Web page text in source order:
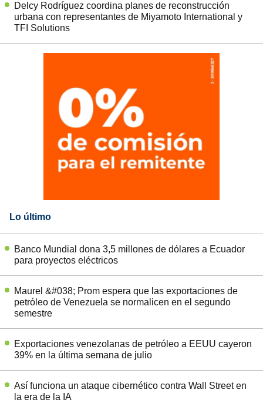
Delcy Rodríguez coordina planes de reconstrucción
urbana con representantes de Miyamoto International y
TFI Solutions
Lo último
Banco Mundial dona 3,5 millones de dólares a Ecuador
para proyectos eléctricos
Maurel &#038; Prom espera que las exportaciones de
petróleo de Venezuela se normalicen en el segundo
semestre
Exportaciones venezolanas de petróleo a EEUU cayeron
39% en la última semana de julio
Así funciona un ataque cibernético contra Wall Street en
la era de la IA